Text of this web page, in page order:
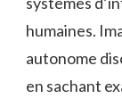
humaines.
autonome
en sachant